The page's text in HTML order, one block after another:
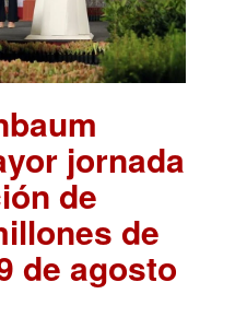
jornada
de
de
de agosto